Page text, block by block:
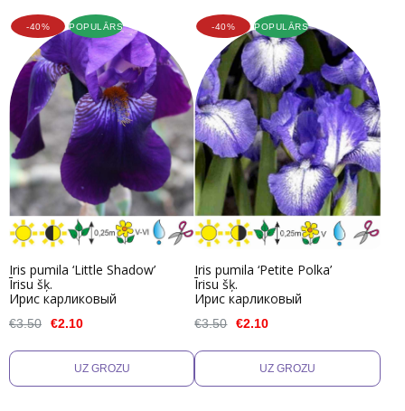
-40% POPULĀRS
Iris pumila ‘Little Shadow’
Īrisu šķ.
Ирис карликовый
€3.50 €2.10
-40% POPULĀRS
Iris pumila ‘Petite Polka’
Īrisu šķ.
Ирис карликовый
€3.50 €2.10